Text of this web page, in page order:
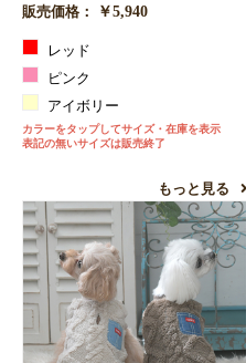
販売価格：
￥5,940
レッド
ピンク
アイボリー
カラーをタップしてサイズ・在庫を表示
表記の無いサイズは販売終了
もっと見る